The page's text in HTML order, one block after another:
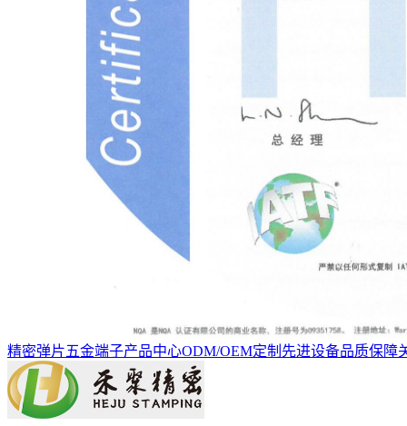
精密弹片五金端子产品中心ODM/OEM定制 先进设备品质保障